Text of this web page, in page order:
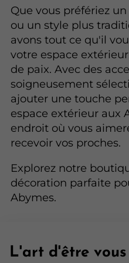
Que vous préfériez
ou un style plus
avons tout ce qu'il
votre espace
de paix. Avec des
soigneusement
ajouter une touche
espace extérieur aux
endroit où vous
recevoir vos proches.
Explorez notre
décoration parfaite
Abymes.
L'art d'être vous